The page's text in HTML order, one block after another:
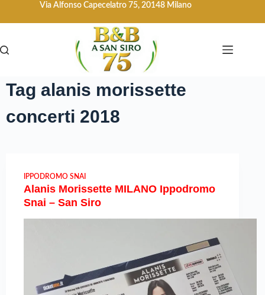
Via Alfonso Capecelatro 75, 20148 Milano
Tag alanis morissette
concerti 2018
IPPODROMO SNAI
Alanis Morissette MILANO Ippodromo
Snai – San Siro